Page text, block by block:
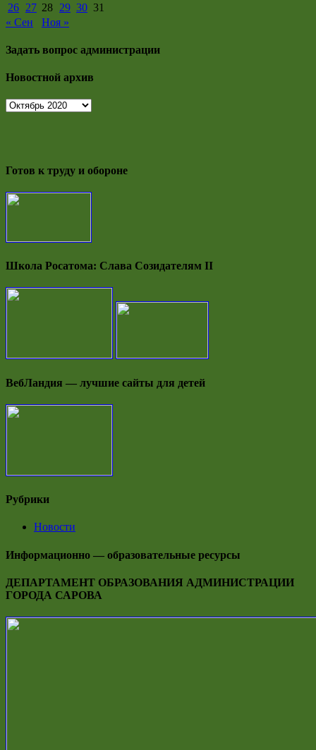
26 27 28 29 30 31
« Сен
Ноя »
Задать вопрос администрации
Новостной архив
Новостной
Готов к труду и обороне
Школа Росатома: Слава Созидателям II
ВебЛандия — лучшие сайты для детей
Рубрики
Новости
Информационно — образовательные ресурсы
ДЕПАРТАМЕНТ ОБРАЗОВАНИЯ АДМИНИСТРАЦИИ
ГОРОДА САРОВА